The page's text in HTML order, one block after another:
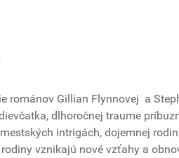
románov Gillian Flynnovej a
dlhoročnej traume
intrigách, dojemnej
vznikajú nové vzťahy a